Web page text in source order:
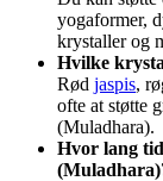
yogaformer,
krystaller og
Hvilke
Rød jaspis,
ofte at støtte
(Muladhara).
Hvor lang